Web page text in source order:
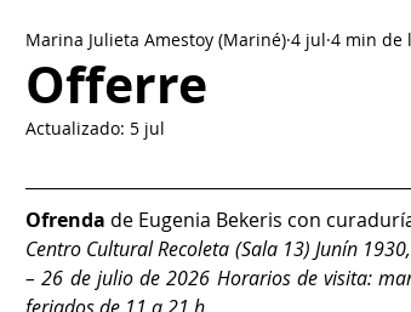
Offerre
Marina Julieta Amestoy (Mariné) 4 jul 4 min de
Actualizado: 5 jul
Ofrenda de Eugenia Bekeris con
Centro Cultural Recoleta (Sala 13) Junín
– 26 de julio de 2026 Horarios de visita: